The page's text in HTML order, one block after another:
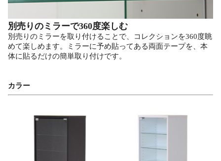
別売りのミラーで360度楽しむ
別売りのミラーを取り付けることで、コレクションを360度眺
めて楽しめます。ミラーに予め貼ってある両面テープを、本
体に貼るだけの簡単取り付けです。
カラー